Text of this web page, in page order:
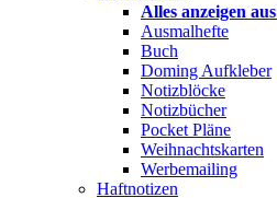
Alles anzeigen
Ausmalhefte
Buch
Doming Aufkleber
Notizblöcke
Notizbücher
Pocket Pläne
Weihnachtskarten
Werbemailing
Haftnotizen